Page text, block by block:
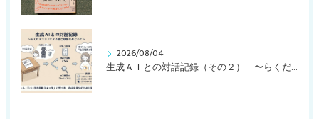
2026/08/04
生成ＡＩとの対話記録（その２） 〜らくだメソッドによる自己観察をめぐって〜